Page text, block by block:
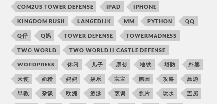
COM2US TOWER DEFENSE IPAD IPHONE
KINGDOM RUSH LANGEDIJK MM PYTHON QQ
Q仔 Q妈 TOWER DEFENSE TOWERMADNESS
TWO WORLD TWO WORLD II CASTLE DEFENSE
WORDPRESS 休闲 儿子 原创 地铁 塔防 外婆
天使 奶粉 妈妈 娱乐 宝宝 德国 攻略 旅游
早教 杂谈 欧洲 游泳 烹调 照片 玩水 盖房